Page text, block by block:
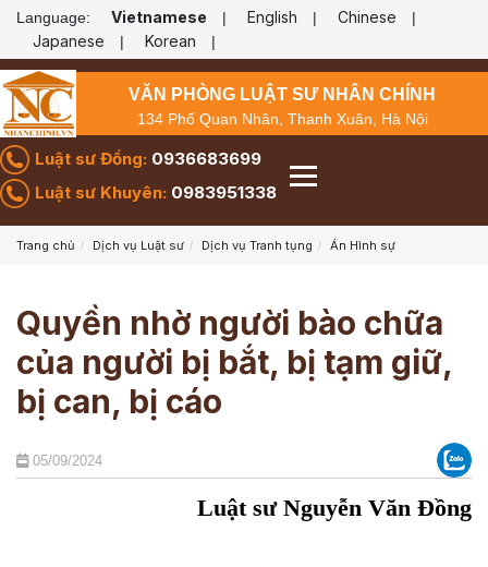
Language: Vietnamese | English | Chinese |
Japanese | Korean |
VĂN PHÒNG LUẬT SƯ NHÂN CHÍNH
134 Phố Quan Nhân, Thanh Xuân, Hà Nội
Luật sư Đồng: 0936683699
Luật sư Khuyên: 0983951338
Trang chủ Dịch vụ Luật sư Dịch vụ Tranh tụng Án Hình sự
Quyền nhờ người bào chữa
của người bị bắt, bị tạm giữ,
bị can, bị cáo
05/09/2024
Luật sư Nguyễn Văn Đồng